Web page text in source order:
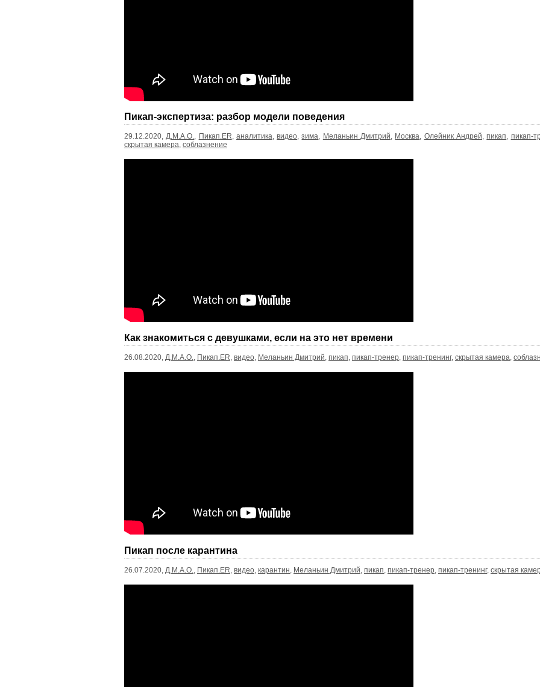
Пикап-экспертиза: разбор модели поведения
29.12.2020,Д.М.А.О., Пикап.ER, аналитика,видео,зима, Меланьин Дмитрий, Москва, Олейник Андрей,пикап, пикап-
скрытая камера, соблазнение
Как знакомиться с девушками, если на это нет времени
26.08.2020, Д.М.А.О., Пикап.ER, видео, Меланьин Дмитрий, пикап, пикап-тренер, пикап-тренинг, скрытая камера,
Пикап после карантина
26.07.2020, Д.М.А.О., Пикап.ER, видео, карантин, Меланьин Дмитрий, пикап, пикап-тренер, пикап-тренинг, скрытая